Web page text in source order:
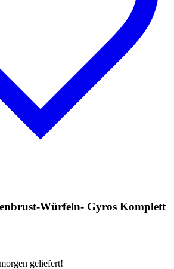
Würfeln- Gyros Komplett
geliefert!